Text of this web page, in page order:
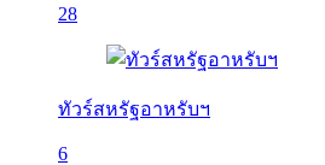
28
ทัวร์สหรัฐอาหรับฯ
6